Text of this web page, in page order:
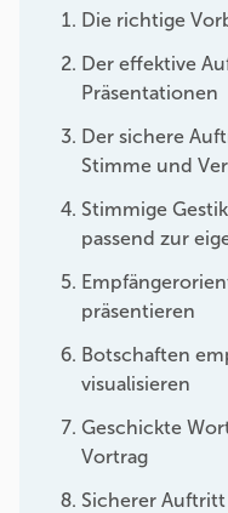
Die richtige
Der effektive
Präsentationen
Der sichere
Stimme und
Stimmige
passend zur
präsentieren
Botschaften
visualisieren
Geschickte
Vortrag
Sicherer